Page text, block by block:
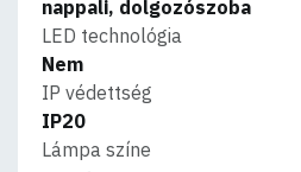
nappali, dolgozószoba
LED technológia
Nem
IP védettség
IP20
Lámpa színe